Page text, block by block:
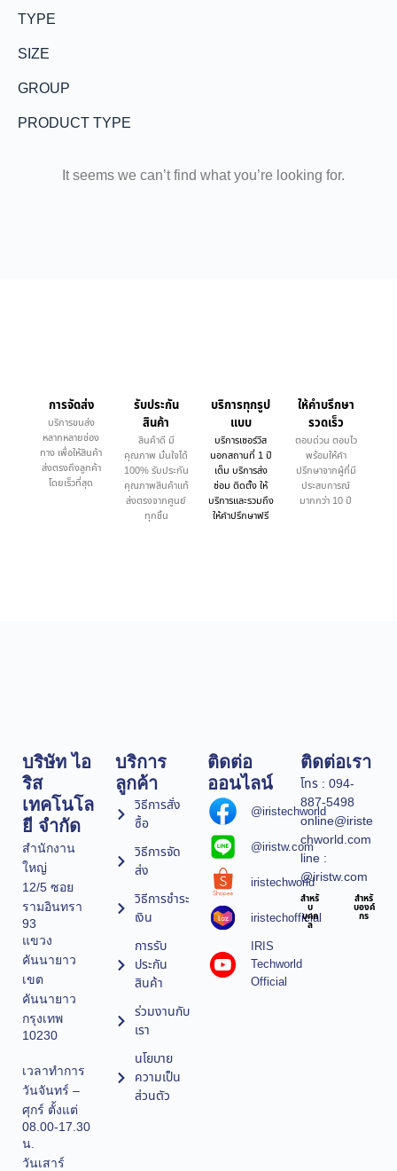
TYPE
SIZE
GROUP
PRODUCT TYPE
It seems we can’t find what you’re looking for.
การจัดส่ง
บริการขนส่ง
หลากหลายช่อง
ทาง เพื่อให้สินค้า
ส่งตรงถึงลูกค้า
โดยเร็วที่สุด
รับประกัน
สินค้า
สินค้าดี มี
คุณภาพ มั่นใจได้
100% รับประกัน
คุณภาพสินค้าแท้
ส่งตรงจากศูนย์
ทุกชิ้น
บริการทุกรูป
แบบ
บริการเซอร์วิส
นอกสถานที่ 1 ปี
เต็ม บริการส่ง
ซ่อม ติดตั้ง ให้
บริการและรวมถึง
ให้คำปรึกษาฟรี
ให้คำบรึกษา
รวดเร็ว
ตอบด่วน ตอบไว
พร้อมให้คำ
ปรึกษาจากผู้ที่มี
ประสบการณ์
มากกว่า 10 ปี
บริษัท ไอ
ริส
เทคโนโล
ยี จำกัด
สำนักงาน
ใหญ่
12/5 ซอย
รามอินทรา
93
แขวง
คันนายาว
เขต
คันนายาว
กรุงเทพ
10230
เวลาทำการ
วันจันทร์ –
ศุกร์ ตั้งแต่
08.00-17.30
น.
วันเสาร์
บริการ
ลูกค้า
วิธีการสั่ง
ซื้อ
วิธีการจัด
ส่ง
วิธีการชำระ
เงิน
การรับ
ประกัน
สินค้า
ร่วมงานกับ
เรา
นโยบาย
ความเป็น
ส่วนตัว
ติดต่อ
ออนไลน์
@iristechworld
@iristw.com
iristechworld
iristechofficial
IRIS
Techworld
Official
ติดต่อเรา
โทร : 094-
887-5498
online@iriste
chworld.com
line :
@iristw.com
สำหรั
บ
บุคค
ล
สำหรั
บองค์
กร